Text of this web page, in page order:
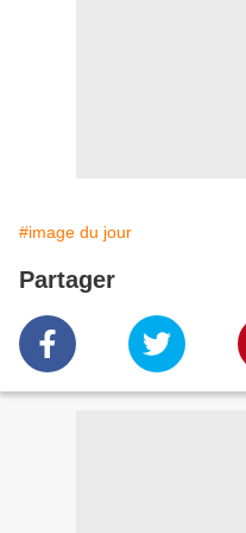
#image du jour
Partager